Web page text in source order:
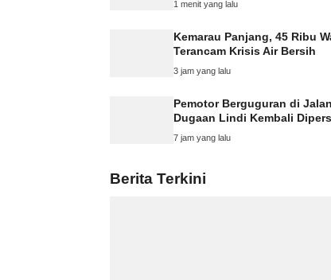
1 menit yang lalu
Kemarau Panjang, 45 Ribu
Terancam Krisis Air Bersih
3 jam yang lalu
Pemotor Berguguran di
Dugaan Lindi Kembali
7 jam yang lalu
Berita Terkini